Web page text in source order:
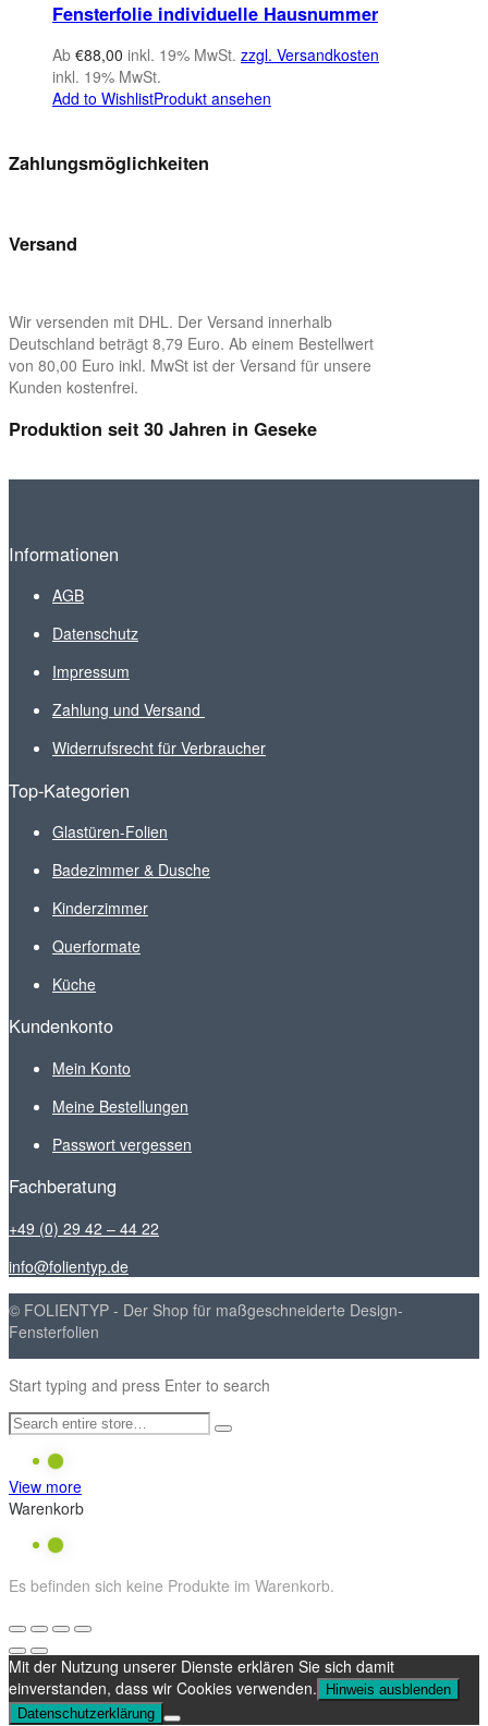
Fensterfolie individuelle Hausnummer
Ab €88,00 inkl. 19% MwSt. zzgl. Versandkosten
inkl. 19% MwSt.
Add to WishlistProdukt ansehen
Zahlungsmöglichkeiten
Versand
Wir versenden mit DHL. Der Versand innerhalb
Deutschland beträgt 8,79 Euro. Ab einem Bestellwert
von 80,00 Euro inkl. MwSt ist der Versand für unsere
Kunden kostenfrei.
Produktion seit 30 Jahren in Geseke
Informationen
AGB
Datenschutz
Impressum
Zahlung und Versand
Widerrufsrecht für Verbraucher
Top-Kategorien
Glastüren-Folien
Badezimmer & Dusche
Kinderzimmer
Querformate
Küche
Kundenkonto
Mein Konto
Meine Bestellungen
Passwort vergessen
Fachberatung
+49 (0) 29 42 – 44 22
info@folientyp.de
© FOLIENTYP - Der Shop für maßgeschneiderte Design-
Fensterfolien
Start typing and press Enter to search
View more
Warenkorb
Es befinden sich keine Produkte im Warenkorb.
Mit der Nutzung unserer Dienste erklären Sie sich damit
einverstanden, dass wir Cookies verwenden.
Hinweis ausblenden
Datenschutzerklärung